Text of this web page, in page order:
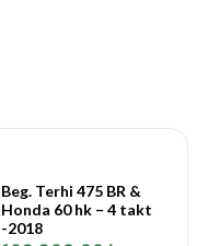
Beg. Terhi 475 BR &
Honda 60 hk – 4 takt
-2018